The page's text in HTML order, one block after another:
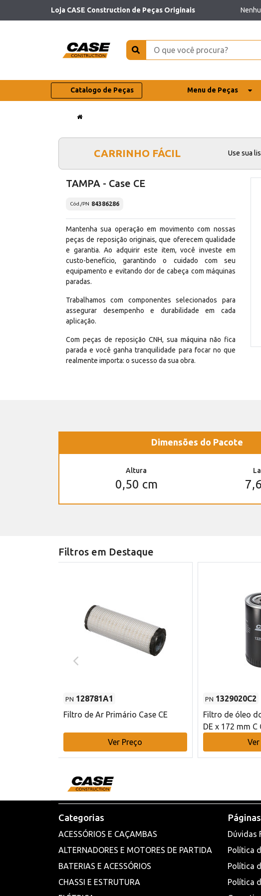
Loja CASE Construction de Peças Originais
Catalogo de Peças Menu de Peças
CARRINHO FÁCIL Use sua
TAMPA - Case CE
Cód./PN 84386286
Mantenha sua operação em movimento com nossas
peças de reposição originais, que oferecem qualidade
e garantia. Ao adquirir este item, você investe em
custo-benefício, garantindo o cuidado com seu
equipamento e evitando dor de cabeça com máquinas
paradas.
Trabalhamos com componentes selecionados para
assegurar desempenho e durabilidade em cada
aplicação.
Com peças de reposição CNH, sua máquina não fica
parada e você ganha tranquilidade para focar no que
realmente importa: o sucesso da sua obra.
Dimensões do Pacote
Altura
0,50 cm
Filtros em Destaque
PN 128781A1
Filtro de Ar Primário Case CE
Ver Preço
PN 1329020C2
Filtro de óleo
DE x 172 mm C
Categorias
ACESSÓRIOS E CAÇAMBAS
ALTERNADORES E MOTORES DE PARTIDA
BATERIAS E ACESSÓRIOS
CHASSI E ESTRUTURA
Dúvidas
Política
Política
Política